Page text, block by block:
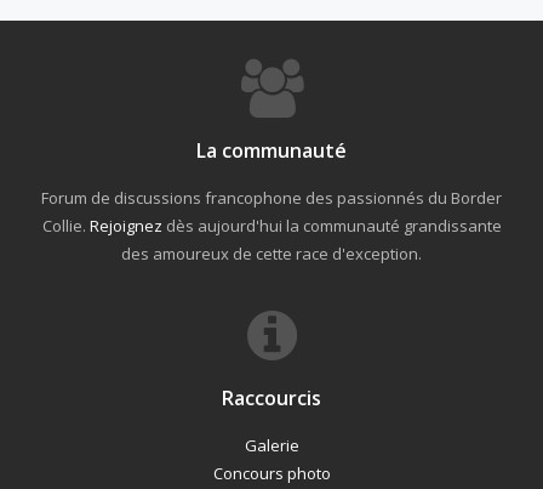
La communauté
Forum de discussions francophone des passionnés du Border
Collie. Rejoignez dès aujourd'hui la communauté grandissante
des amoureux de cette race d'exception.
Raccourcis
Galerie
Concours photo